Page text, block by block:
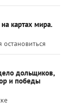
картах мира.
остановиться
дольщиков,
и победы